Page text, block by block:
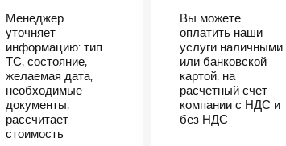
Менеджер
уточняет
информацию: тип
ТС, состояние,
желаемая дата,
необходимые
документы,
рассчитает
стоимость
Вы можете
оплатить наши
услуги наличными
или банковской
картой, на
расчетный счет
компании с НДС и
без НДС